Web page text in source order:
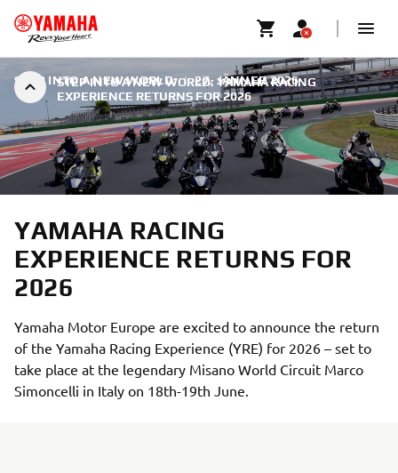
STEP INTO A NEW WORLD: YAMAHA RACING
EXPERIENCE RETURNS FOR 2026
STEP INTO A NEW WORLD: | 27. JÄNNER 2026
YAMAHA RACING
EXPERIENCE RETURNS FOR
2026
Yamaha Motor Europe are excited to announce the return
of the Yamaha Racing Experience (YRE) for 2026 – set to
take place at the legendary Misano World Circuit Marco
Simoncelli in Italy on 18th-19th June.